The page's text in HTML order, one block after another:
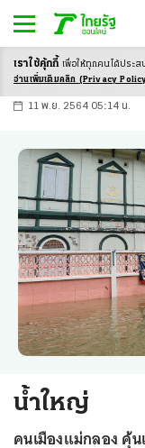
-ก ก ก+
11 พ.ย. 2564 05:14 น.
น้ำใหญ่
คนเมืองแม่กลอง คุ้
เราใช้คุ้กกี้ เพื่อให้ทุกคนได้ประส
อ่านเพิ่มเติมคลิก (Privacy